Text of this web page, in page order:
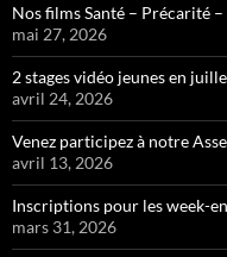
Nos films Santé – Précarité
mai 27, 2026
2 stages vidéo jeunes en
avril 24, 2026
Venez participez à notre
avril 13, 2026
Inscriptions pour les week-
mars 31, 2026